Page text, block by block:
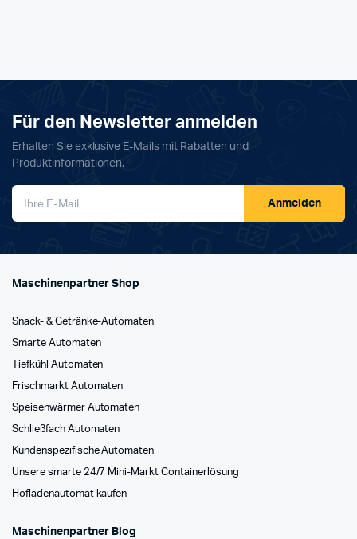
Für den Newsletter anmelden
Erhalten Sie exklusive E-Mails mit Rabatten und
Produktinformationen.
Anmelden
Maschinenpartner Shop
Snack- & Getränke-Automaten
Smarte Automaten
Tiefkühl Automaten
Frischmarkt Automaten
Speisenwärmer Automaten
Schließfach Automaten
Kundenspezifische Automaten
Unsere smarte 24/7 Mini-Markt Containerlösung
Hofladenautomat kaufen
Maschinenpartner Blog